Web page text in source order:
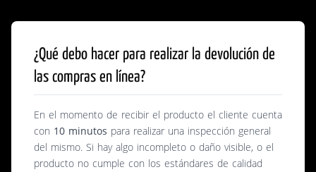
¿Qué debo hacer para realizar la devolución de
las compras en línea?
En el momento de recibir el producto el cliente cuenta
con 10 minutos para realizar una inspección general
del mismo. Si hay algo incompleto o daño visible, o el
producto no cumple con los estándares de calidad